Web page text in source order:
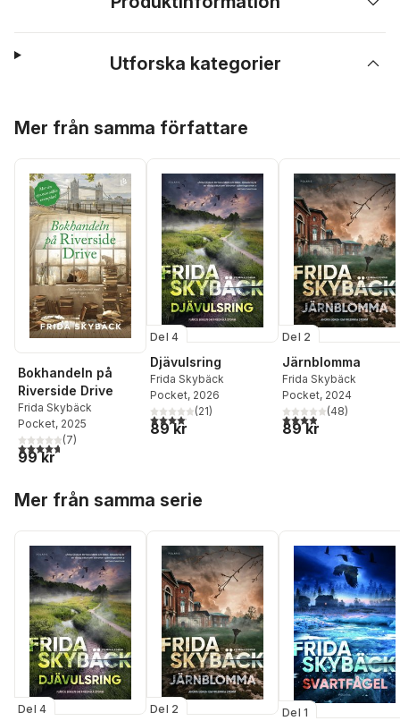
Utforska kategorier
Mer från samma författare
Bokhandeln på
Riverside Drive
Frida Skybäck
Pocket, 2025
4,7utav 5 stjärnor. Totalt antal röster:
(7)
99 kr
Del 4
Djävulsring
Frida Skybäck
Pocket, 2026
4,1utav 5 stjärnor. Totalt antal röster:
(21)
89 kr
Del 2
Järnblomma
Frida Skybäck
Pocket, 2024
3,9utav 5 stjärnor.
(48)
89 kr
Mer från samma serie
Del 4 Del 2 Del 1